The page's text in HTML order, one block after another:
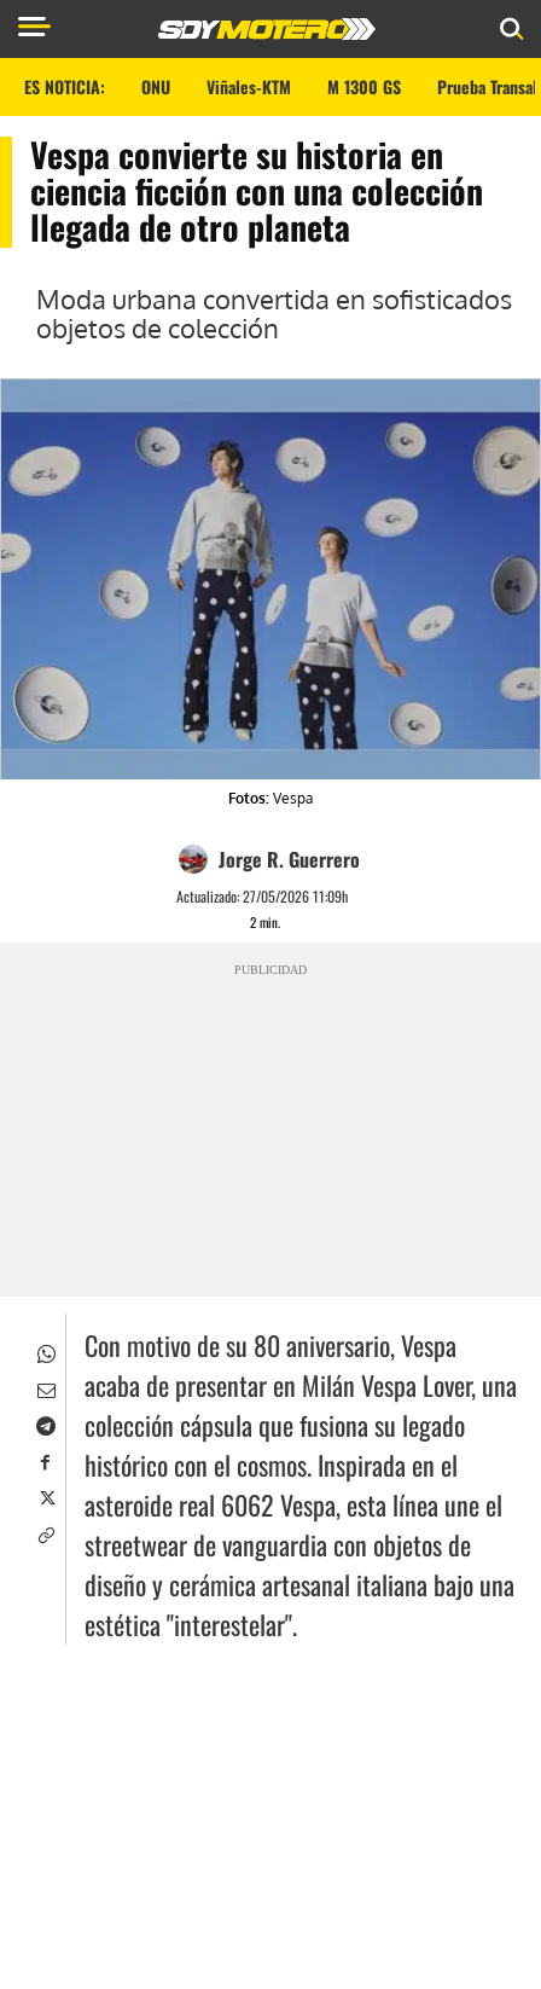
ES NOTICIA: ONU Viñales-KTM M 1300 GS Prueba
Vespa convierte su historia en
ciencia ficción con una colección
llegada de otro planeta
Moda urbana convertida en sofisticados
objetos de colección
Fotos: Vespa
Jorge R. Guerrero
Actualizado:27/05/2026 11:09h
2min.
PUBLICIDAD
Con motivo de su 80 aniversario, Vespa
acaba de presentar en Milán Vespa Lover, una
colección cápsula que fusiona su legado
histórico con el cosmos. Inspirada en el
asteroide real 6062 Vespa, esta línea une el
streetwear de vanguardia con objetos de
diseño y cerámica artesanal italiana bajo una
estética "interestelar".